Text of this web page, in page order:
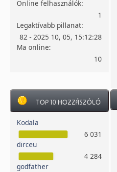
Online felhasználók:
1
Legaktívabb pillanat:
82 - 2025 10, 05, 15:12:28
Ma online:
10
TOP 10 HOZZÁSZÓLÓ
Kodala
6 031
dirceu
4 284
godfather